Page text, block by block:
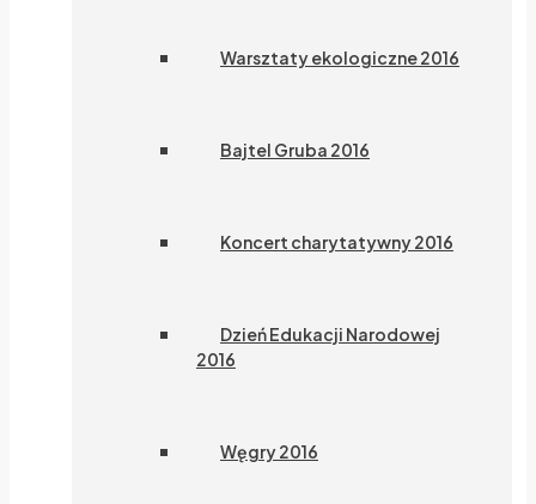
Warsztaty ekologiczne 2016
Bajtel Gruba 2016
Koncert charytatywny 2016
Dzień Edukacji Narodowej
2016
Węgry 2016